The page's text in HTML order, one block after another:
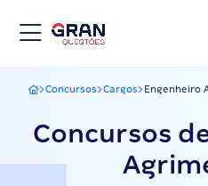
Gran Questões
Concursos Cargos Engenheiro
Concursos